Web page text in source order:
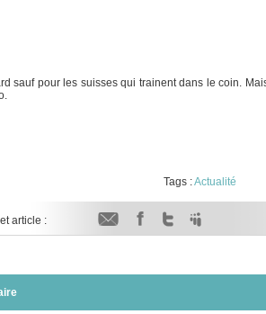
sauf pour les suisses qui trainent dans le coin.
Tags :Actualité
article :